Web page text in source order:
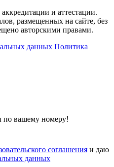
и аттестации.
размещенных на сайте, без
авторскими правами.
данных Политика
по вашему номеру!
соглашения и даю
данных